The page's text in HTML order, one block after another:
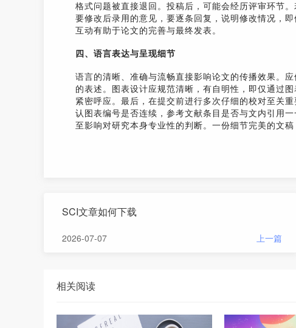
格式问题被直接退回。投稿后，可能会经历评审环节
要修改后录用的意见，要逐条回复，说明修改情况，
互动有助于论文的完善与最终发表。
四、语言表达与呈现细节
语言的清晰、准确与流畅直接影响论文的传播效果。
的表述。图表设计应规范清晰，有自明性，即仅通过
紧密呼应。最后，在提交前进行多次仔细的校对至关
认图表编号是否连续，参考文献条目是否与文内引用
至影响对研究本身专业性的判断。一份细节完美的文稿
SCI文章如何下载
2026-07-07 上一篇
相关阅读